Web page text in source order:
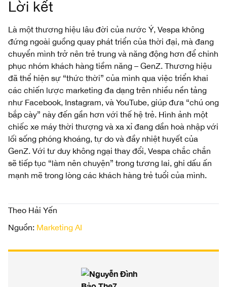
Lời kết
Là một thương hiệu lâu đời của nước Ý, Vespa không
đứng ngoài guồng quay phát triển của thời đại, mà đang
chuyển mình trở nên trẻ trung và năng động hơn để chinh
phục nhóm khách hàng tiềm năng – GenZ. Thương hiệu
đã thể hiện sự “thức thời” của mình qua việc triển khai
các chiến lược marketing đa dạng trên nhiều nền tảng
như Facebook, Instagram, và YouTube, giúp đưa “chú ong
bắp cày” này đến gần hơn với thế hệ trẻ. Hình ảnh một
chiếc xe máy thời thượng và xa xỉ đang dần hoà nhập với
lối sống phóng khoáng, tự do và đầy nhiệt huyết của
GenZ. Với tư duy không ngại thay đổi, Vespa chắc chắn
sẽ tiếp tục “làm nên chuyện” trong tương lai, ghi dấu ấn
mạnh mẽ trong lòng các khách hàng trẻ tuổi của mình.
Theo Hải Yến
Nguồn: Marketing AI